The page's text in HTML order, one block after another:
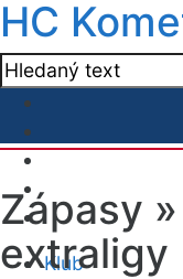
HC
Klub
Zápasy »
extraligy